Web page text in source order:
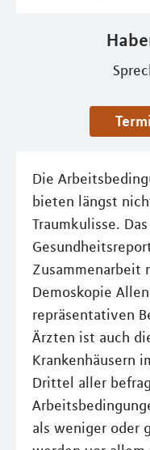
Die
bieten längst
Traumkulisse.
Demoskopie
repräsentativen
Ärzten ist auch
Krankenhäusern
Drittel aller
als weniger oder